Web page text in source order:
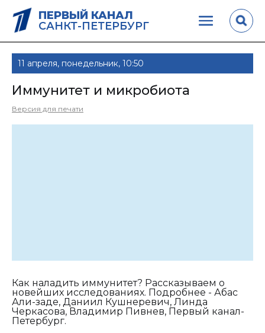
ПЕРВЫЙ КАНАЛ
САНКТ-ПЕТЕРБУРГ
11 апреля, понедельник, 10:50
Иммунитет и микробиота
Версия для печати
Как наладить иммунитет? Рассказываем о
новейших исследованиях. Подробнее - Абас
Али-заде, Даниил Кушнеревич, Линда
Черкасова, Владимир Пивнев, Первый канал-
Петербург.